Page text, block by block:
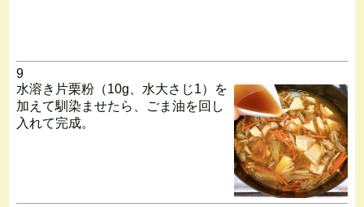
9
水溶き片栗粉（10g、水大さじ1）を
加えて馴染ませたら、ごま油を回し
入れて完成。